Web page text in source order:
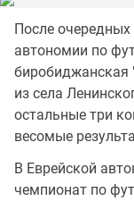
После
автономии по
биробиджанская
из села
остальные три
весомые
В Еврейской
чемпионат по